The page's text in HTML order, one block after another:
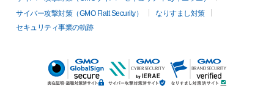
サイバー攻撃対策（GMO Flatt Security）
なりすまし対策
セキュリティ事業の軌跡